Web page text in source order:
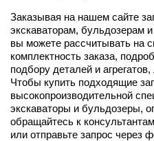
Заказывая на нашем сайте
экскаваторам, бульдозерам
вы можете рассчитывать на
комплектность заказа,
подбору деталей и
Чтобы купить подходящие
высокопроизводительной
экскаваторы и бульдозеры,
обращайтесь к
или отправьте запрос через